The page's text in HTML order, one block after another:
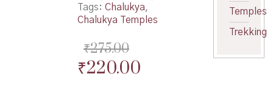
Tags: Chalukya,
Chalukya Temples
₹275.00
Original
₹220.00Current
Temples
Trekking